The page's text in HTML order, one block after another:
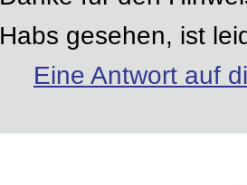
Habs gesehen, ist
Eine Antwort auf